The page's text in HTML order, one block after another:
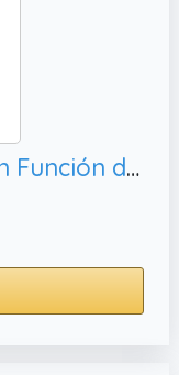
21J Depiladora Laser con Función de Refrigeración, Cuerpo Blanco